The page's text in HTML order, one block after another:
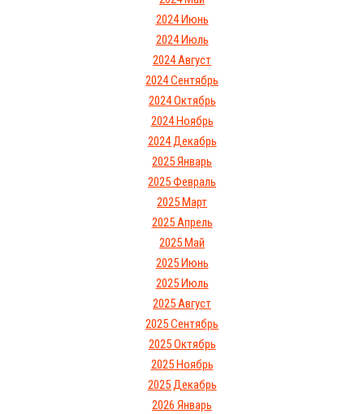
2024 Июнь
2024 Июль
2024 Август
2024 Сентябрь
2024 Октябрь
2024 Ноябрь
2024 Декабрь
2025 Январь
2025 Февраль
2025 Март
2025 Апрель
2025 Май
2025 Июнь
2025 Июль
2025 Август
2025 Сентябрь
2025 Октябрь
2025 Ноябрь
2025 Декабрь
2026 Январь